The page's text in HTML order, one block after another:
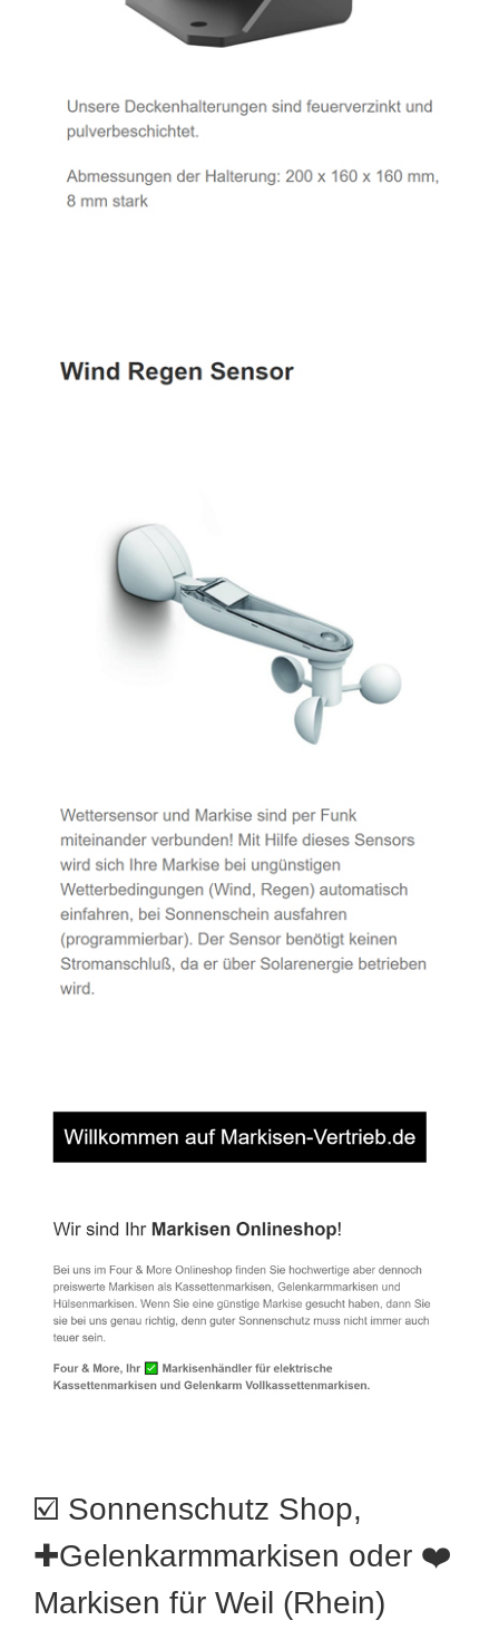
☑️ Sonnenschutz Shop,
✚Gelenkarmmarkisen oder ❤️
Markisen für Weil (Rhein)